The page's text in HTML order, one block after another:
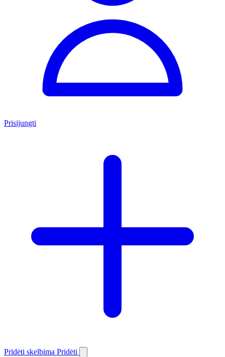
Prisijungti
Pridėti skelbimą Pridėti